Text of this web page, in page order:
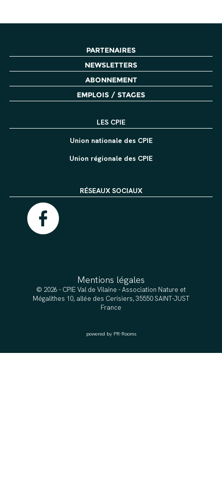
PARTENAIRES
NEWSLETTERS
ABONNEMENT
EMPLOIS / STAGES
LES CPIE
Union nationale des CPIE
Union régionale des CPIE
RÉSEAUX SOCIAUX
Mentions légales
© 2026 - CPIE Val de Vilaine - Association Nature et
Mégalithes 10, allée des Cerisiers, 35550 SAINT-JUST
France
powered by PR-Rooms